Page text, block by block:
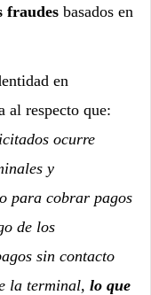
fraudes basados en
en
al respecto que:
ocurre
y
para cobrar pagos
de los
sin contacto
la terminal, lo que